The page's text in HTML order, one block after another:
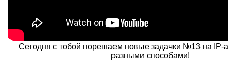
Сегодня с тобой порешаем новые задачки №13 на IP-
разными способами!